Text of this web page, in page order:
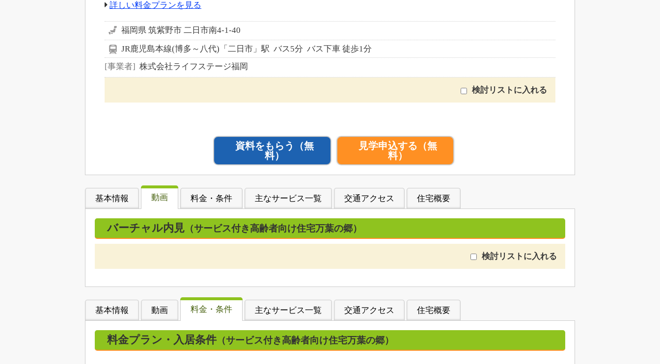
詳しい料金プランを見る
福岡県 筑紫野市 二日市南4-1-40
JR鹿児島本線(博多～八代)「二日市」駅 バス5分 バス下車 徒歩1分
事業者
株式会社ライフステージ福岡
検討リストに入れる
資料をもらう
（無
料）
見学申込する （無
料）
基本情報 動画 料金・条件 主なサービス一覧 交通アクセス 住宅概要
バーチャル内見 （サービス付き高齢者向け住宅万葉の郷）
検討リストに入れる
基本情報 動画 料金・条件 主なサービス一覧 交通アクセス 住宅概要
料金プラン・入居条件 （サービス付き高齢者向け住宅万葉の郷）